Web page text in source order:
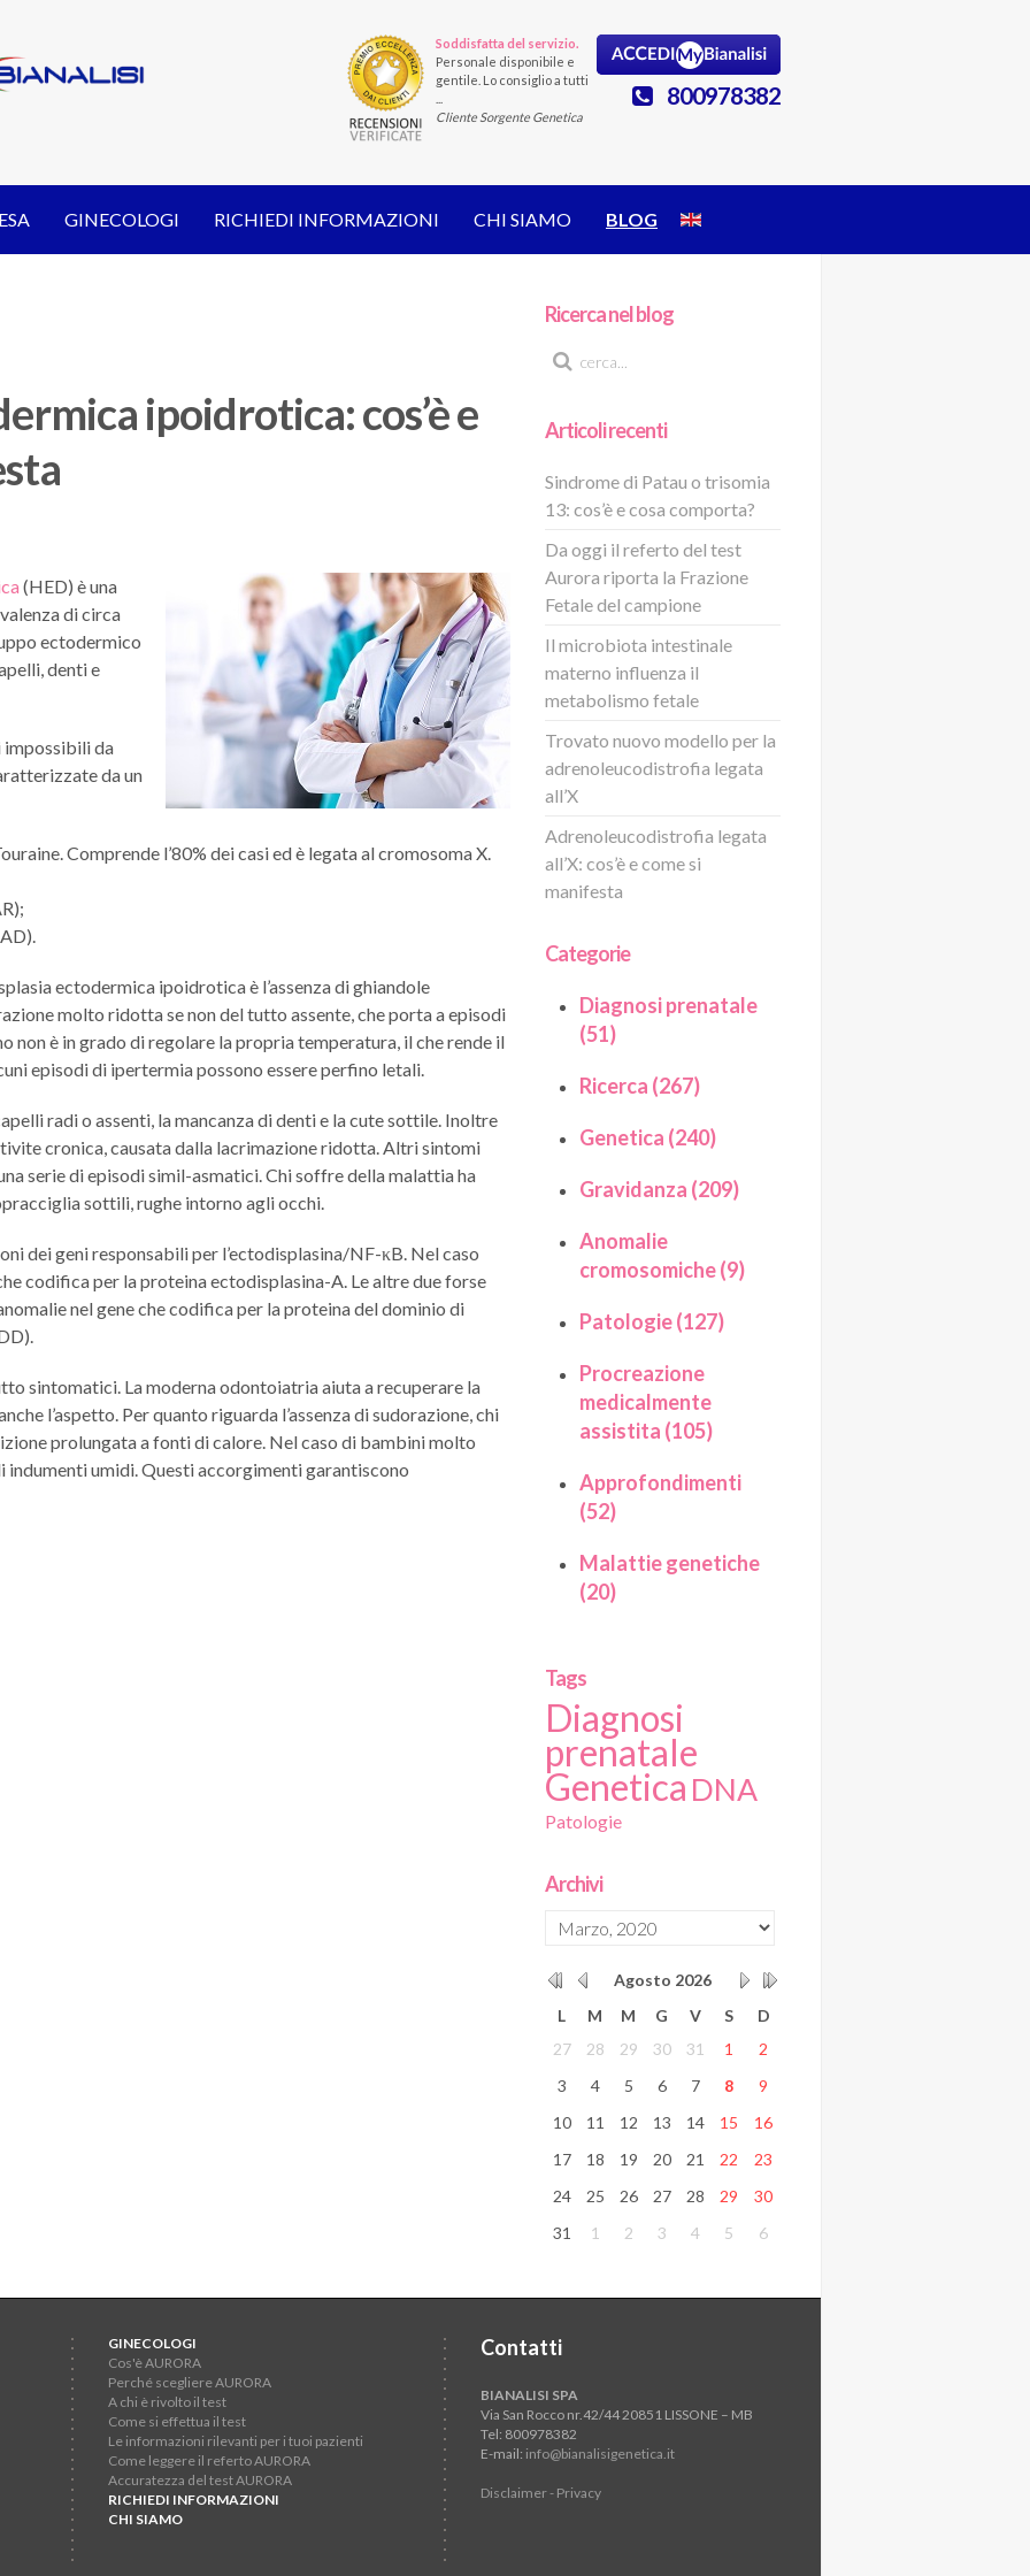
Soddisfatta del servizio.
Personale disponibile e
gentile. Lo consiglio a tutti
Cliente Sorgente Genetica
800978382
GINECOLOGI RICHIEDI INFORMAZIONI CHI SIAMO BLOG
ipoidrotica: cos’è e
(HED) è una
di circa
ectodermico
denti e
impossibili da
da un
Comprende l’80% dei casi ed è legata al cromosoma X.
ectodermica ipoidrotica è l’assenza di ghiandole
molto ridotta se non del tutto assente, che porta a episodi
non è in grado di regolare la propria temperatura, il che rende il
episodi di ipertermia possono essere perfino letali.
radi o assenti, la mancanza di denti e la cute sottile. Inoltre
cronica, causata dalla lacrimazione ridotta. Altri sintomi
serie di episodi simil-asmatici. Chi soffre della malattia ha
sottili, rughe intorno agli occhi.
dei geni responsabili per l’ectodisplasina/NF-κB. Nel caso
codifica per la proteina ectodisplasina-A. Le altre due forse
nel gene che codifica per la proteina del dominio di
sintomatici. La moderna odontoiatria aiuta a recuperare la
l’aspetto. Per quanto riguarda l’assenza di sudorazione, chi
prolungata a fonti di calore. Nel caso di bambini molto
indumenti umidi. Questi accorgimenti garantiscono
Ricerca nel blog
Articoli recenti
Sindrome di Patau o trisomia
13: cos’è e cosa comporta?
Da oggi il referto del test
Aurora riporta la Frazione
Fetale del campione
Il microbiota intestinale
materno influenza il
metabolismo fetale
Trovato nuovo modello per la
adrenoleucodistrofia legata
all’X
Adrenoleucodistrofia legata
all’X: cos’è e come si
manifesta
Categorie
Diagnosi prenatale
(51)
Ricerca (267)
Genetica (240)
Gravidanza (209)
Anomalie
cromosomiche (9)
Patologie (127)
Procreazione
medicalmente
assistita (105)
Approfondimenti
(52)
Malattie genetiche
(20)
Tags
Diagnosi
prenatale
Genetica DNA
Patologie
Archivi
Agosto 2026
L
M M G V S
D
27
28 29 30 31 1
2
3
4 5 6 7 8
9
10
11 12 13 14 15
16
17
18 19 20 21 22
23
24
25 26 27 28 29
30
31
1 2 3 4 5 6
GINECOLOGI
Cos'è AURORA
Perché scegliere AURORA
A chi è rivolto il test
Come si effettua il test
Le informazioni rilevanti per i tuoi pazienti
Come leggere il referto AURORA
Accuratezza del test AURORA
RICHIEDI INFORMAZIONI
CHI SIAMO
Contatti
BIANALISI SPA
Via San Rocco nr.42/44 20851 LISSONE – MB
Tel: 800978382
E-mail: info@bianalisigenetica.it
Disclaimer - Privacy